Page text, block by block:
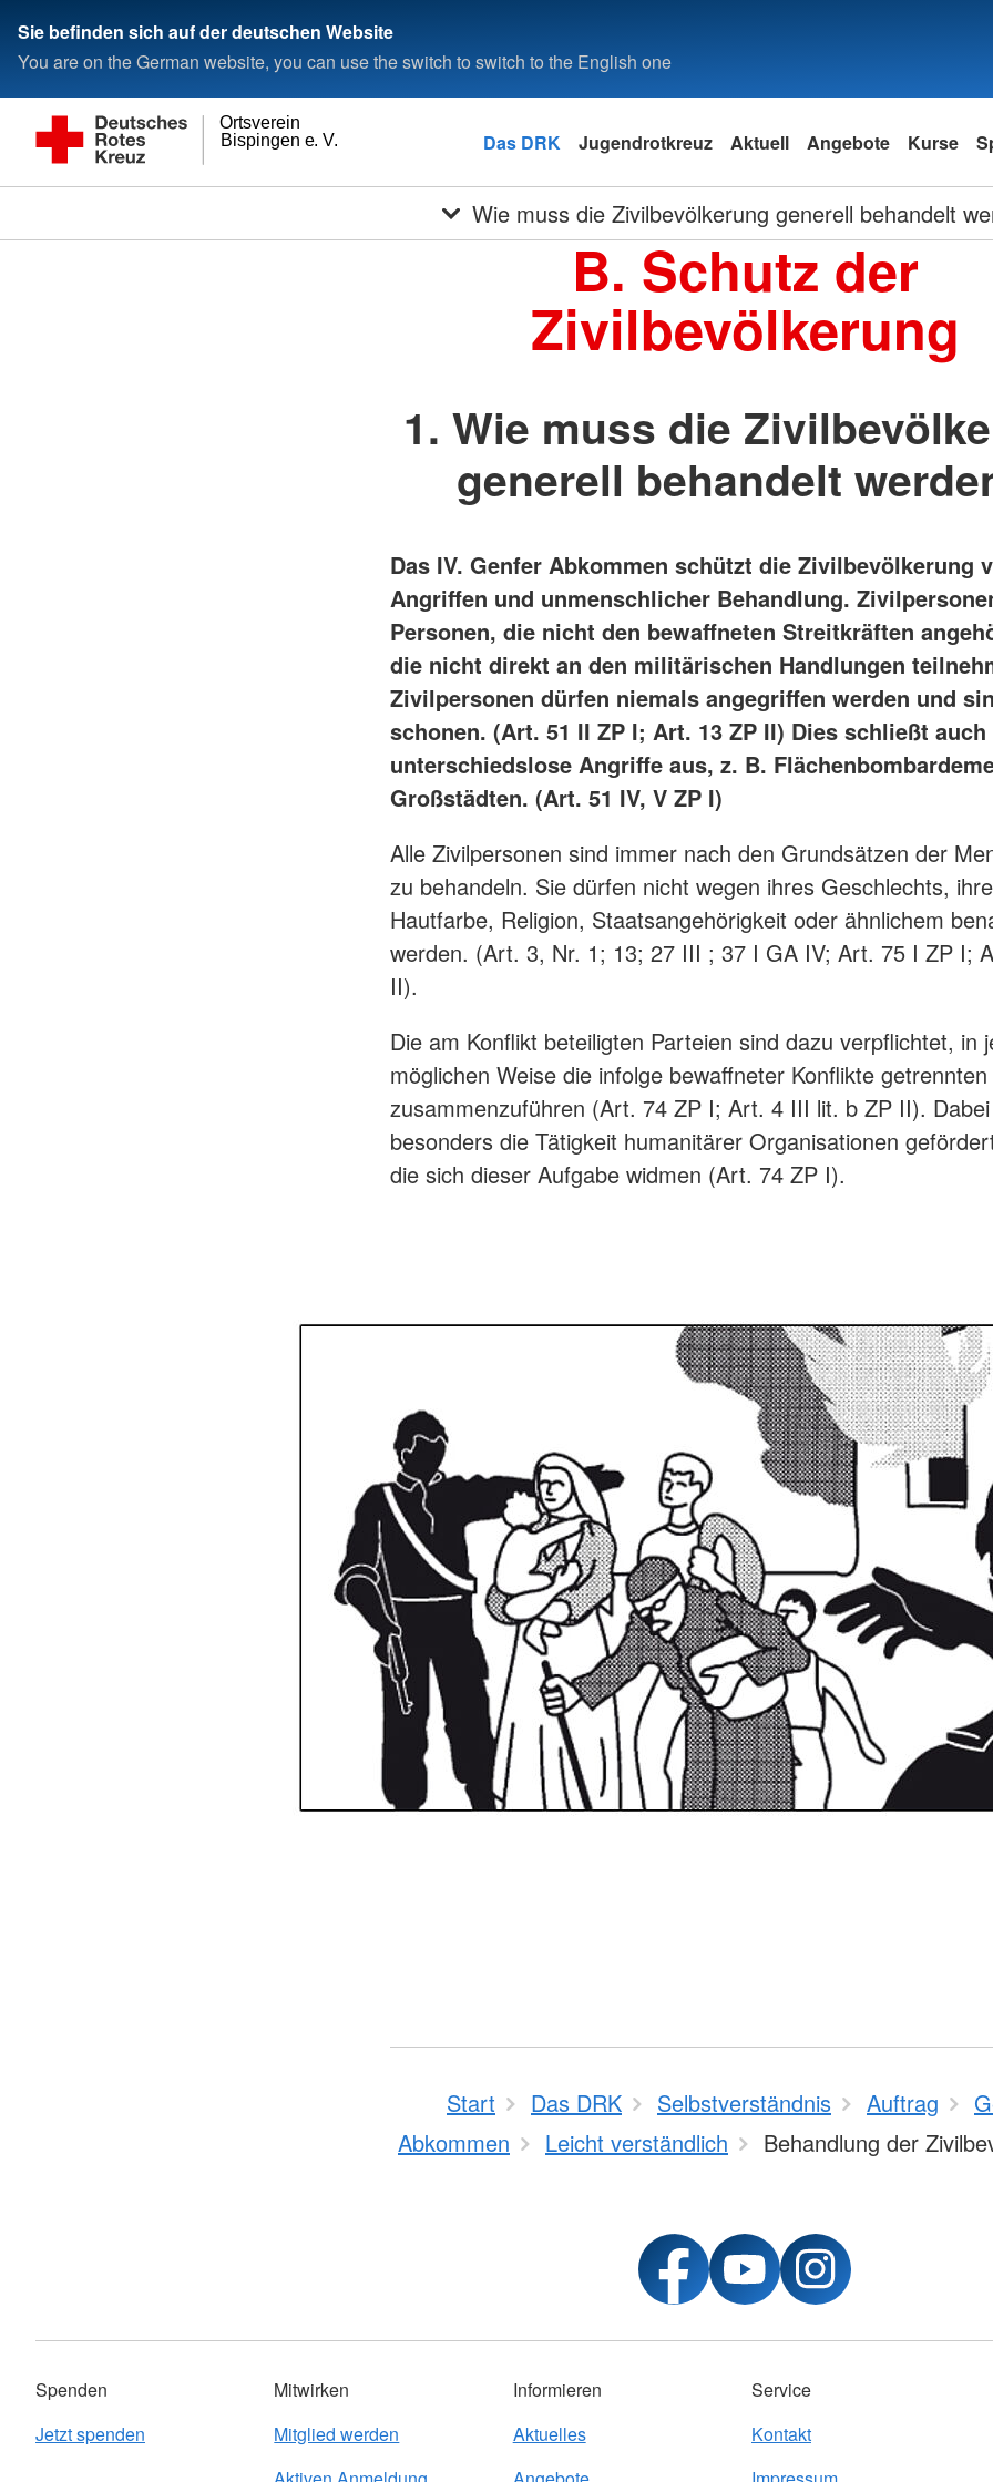
Sie befinden sich auf der deutschen Website
You are on the German website, you can use the switch to switch to the English one
Bispingen e. V.
Ortsverein
Das DRK Jugendrotkreuz Aktuell Angebote Kurse
Wie muss die Zivilbevölkerung generell behandelt
B. Schutz der
Zivilbevölkerung
1. Wie muss die
generell behandelt
Das IV. Genfer Abkommen schützt die Zivilbevölkerung
Angriffen und unmenschlicher Behandlung.
Personen, die nicht den bewaffneten Streitkräften
die nicht direkt an den militärischen Handlungen
Zivilpersonen dürfen niemals angegriffen werden und
schonen. (Art. 51 II ZP I; Art. 13 ZP II) Dies schließt auch
unterschiedslose Angriffe aus, z. B.
Großstädten. (Art. 51 IV, V ZP I)
Alle Zivilpersonen sind immer nach den Grundsätzen der
zu behandeln. Sie dürfen nicht wegen ihres Geschlechts,
Hautfarbe, Religion, Staatsangehörigkeit oder ähnlichem
werden. (Art. 3, Nr. 1; 13; 27 III ; 37 I GA IV; Art. 75 I ZP I;
II).
Die am Konflikt beteiligten Parteien sind dazu verpflichtet, in
möglichen Weise die infolge bewaffneter Konflikte
zusammenzuführen (Art. 74 ZP I; Art. 4 III lit. b ZP II).
besonders die Tätigkeit humanitärer Organisationen
die sich dieser Aufgabe widmen (Art. 74 ZP I).
Start Das DRK Selbstverständnis Auftrag
Abkommen
Leicht verständlich Behandlung der
Spenden
Jetzt spenden
Mitwirken
Mitglied werden
Informieren
Aktuelles
Service
Kontakt